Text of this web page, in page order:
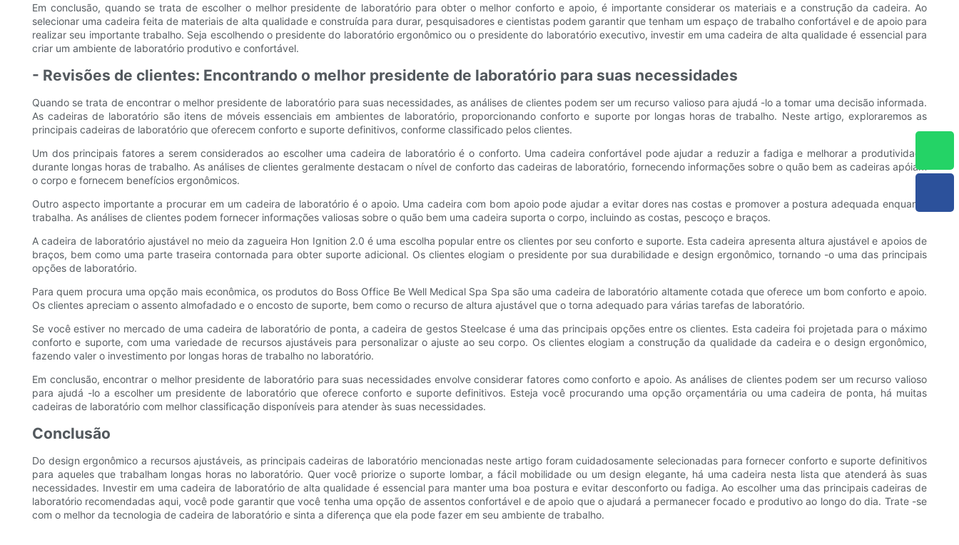
Em conclusão, quando se trata de escolher o melhor presidente de laboratório para obter o melhor conforto e apoio, é importante considerar os materiais e a construção da cadeira. Ao
selecionar uma cadeira feita de materiais de alta qualidade e construída para durar, pesquisadores e cientistas podem garantir que tenham um espaço de trabalho confortável e de apoio para
realizar seu importante trabalho. Seja escolhendo o presidente do laboratório ergonômico ou o presidente do laboratório executivo, investir em uma cadeira de alta qualidade é essencial para
criar um ambiente de laboratório produtivo e confortável.
- Revisões de clientes: Encontrando o melhor presidente de laboratório para suas necessidades
Quando se trata de encontrar o melhor presidente de laboratório para suas necessidades, as análises de clientes podem ser um recurso valioso para ajudá -lo a tomar uma decisão informada.
As cadeiras de laboratório são itens de móveis essenciais em ambientes de laboratório, proporcionando conforto e suporte por longas horas de trabalho. Neste artigo, exploraremos as
principais cadeiras de laboratório que oferecem conforto e suporte definitivos, conforme classificado pelos clientes.
Um dos principais fatores a serem considerados ao escolher uma cadeira de laboratório é o conforto. Uma cadeira confortável pode ajudar a reduzir a fadiga e melhorar a produtividade
durante longas horas de trabalho. As análises de clientes geralmente destacam o nível de conforto das cadeiras de laboratório, fornecendo informações sobre o quão bem as cadeiras apóiam
o corpo e fornecem benefícios ergonômicos.
Outro aspecto importante a procurar em um cadeira de laboratório é o apoio. Uma cadeira com bom apoio pode ajudar a evitar dores nas costas e promover a postura adequada enquanto
trabalha. As análises de clientes podem fornecer informações valiosas sobre o quão bem uma cadeira suporta o corpo, incluindo as costas, pescoço e braços.
A cadeira de laboratório ajustável no meio da zagueira Hon Ignition 2.0 é uma escolha popular entre os clientes por seu conforto e suporte. Esta cadeira apresenta altura ajustável e apoios de
braços, bem como uma parte traseira contornada para obter suporte adicional. Os clientes elogiam o presidente por sua durabilidade e design ergonômico, tornando -o uma das principais
opções de laboratório.
Para quem procura uma opção mais econômica, os produtos do Boss Office Be Well Medical Spa Spa são uma cadeira de laboratório altamente cotada que oferece um bom conforto e apoio.
Os clientes apreciam o assento almofadado e o encosto de suporte, bem como o recurso de altura ajustável que o torna adequado para várias tarefas de laboratório.
Se você estiver no mercado de uma cadeira de laboratório de ponta, a cadeira de gestos Steelcase é uma das principais opções entre os clientes. Esta cadeira foi projetada para o máximo
conforto e suporte, com uma variedade de recursos ajustáveis ​​para personalizar o ajuste ao seu corpo. Os clientes elogiam a construção da qualidade da cadeira e o design ergonômico,
fazendo valer o investimento por longas horas de trabalho no laboratório.
Em conclusão, encontrar o melhor presidente de laboratório para suas necessidades envolve considerar fatores como conforto e apoio. As análises de clientes podem ser um recurso valioso
para ajudá -lo a escolher um presidente de laboratório que oferece conforto e suporte definitivos. Esteja você procurando uma opção orçamentária ou uma cadeira de ponta, há muitas
cadeiras de laboratório com melhor classificação disponíveis para atender às suas necessidades.
Conclusão
Do design ergonômico a recursos ajustáveis, as principais cadeiras de laboratório mencionadas neste artigo foram cuidadosamente selecionadas para fornecer conforto e suporte definitivos
para aqueles que trabalham longas horas no laboratório. Quer você priorize o suporte lombar, a fácil mobilidade ou um design elegante, há uma cadeira nesta lista que atenderá às suas
necessidades. Investir em uma cadeira de laboratório de alta qualidade é essencial para manter uma boa postura e evitar desconforto ou fadiga. Ao escolher uma das principais cadeiras de
laboratório recomendadas aqui, você pode garantir que você tenha uma opção de assentos confortável e de apoio que o ajudará a permanecer focado e produtivo ao longo do dia. Trate -se
com o melhor da tecnologia de cadeira de laboratório e sinta a diferença que ela pode fazer em seu ambiente de trabalho.